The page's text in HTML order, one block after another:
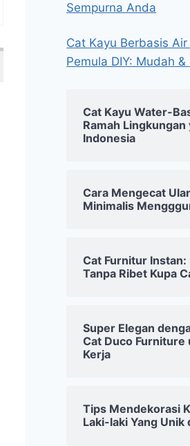
Sempurna Anda
Cat Kayu Berbasis
Pemula DIY: Mudah
Cat Kayu Water-
Ramah
Indonesia
Cara Mengecat
Minimalis
Cat Furnitur Instan:
Tanpa Ribet Kupa
Super Elegan
Cat Duco Furniture
Kerja
Tips Mendekorasi
Laki-laki Yang Unik